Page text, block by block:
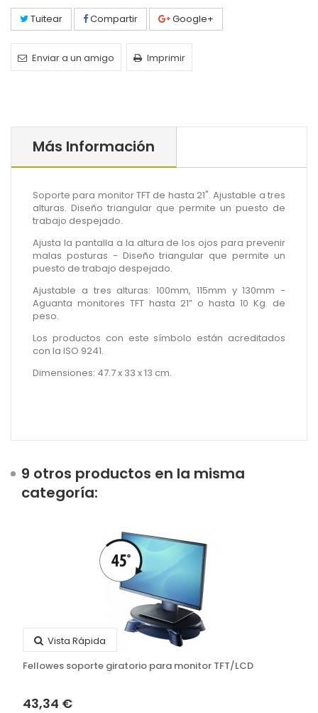
Tuitear Compartir Google+
Enviar a un amigo Imprimir
Más Información
Soporte para monitor TFT de hasta 21". Ajustable a tres
alturas. Diseño triangular que permite un puesto de
trabajo despejado.
Ajusta la pantalla a la altura de los ojos para prevenir
malas posturas - Diseño triangular que permite un
puesto de trabajo despejado.
Ajustable a tres alturas: 100mm, 115mm y 130mm -
Aguanta monitores TFT hasta 21” o hasta 10 Kg. de
peso.
Los productos con este símbolo están acreditados
con la ISO 9241.
Dimensiones: 47.7 x 33 x 13 cm.
9 otros productos en la misma
categoría:
Vista Rápida
Fellowes soporte giratorio para monitor TFT/LCD
43,34 €